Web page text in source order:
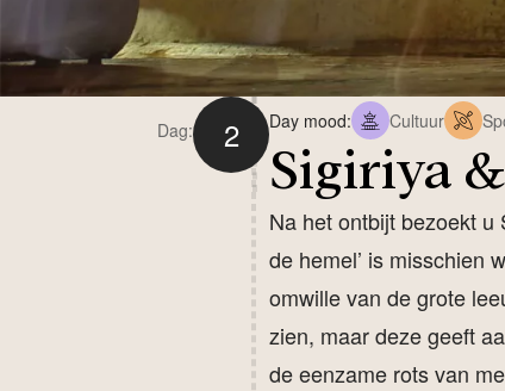
Dag: 2 Day mood: Cultuur
Sigiriya
Na het ontbijt bezoekt u
de hemel’ is misschien
omwille van de grote
zien, maar deze geeft
de eenzame rots van